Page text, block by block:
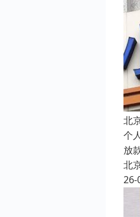
北
个
放
北
26-